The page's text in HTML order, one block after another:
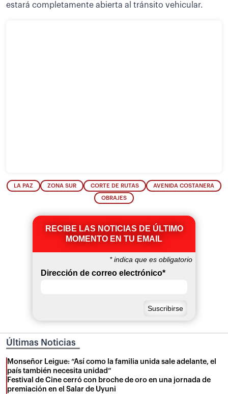
estará completamente abierta al tránsito vehicular.
LA PAZ ZONA SUR CORTE DE RUTAS AVENIDA COSTANERA
OBRAJES
RECIBE LAS NOTICIAS DE ÚLTIMO
MOMENTO EN TU EMAIL
*indica que es obligatorio
Dirección de correo electrónico*
Últimas Noticias
Monseñor Leigue: “Así como la familia unida sale adelante, el
país también necesita unidad”
Festival de Cine cerró con broche de oro en una jornada de
premiación en el Salar de Uyuni